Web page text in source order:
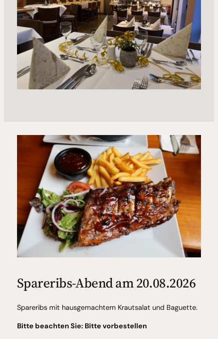
Spareribs-Abend am 20.08.2026
Spareribs mit hausgemachtem Krautsalat und Baguette.
Bitte beachten Sie: Bitte vorbestellen